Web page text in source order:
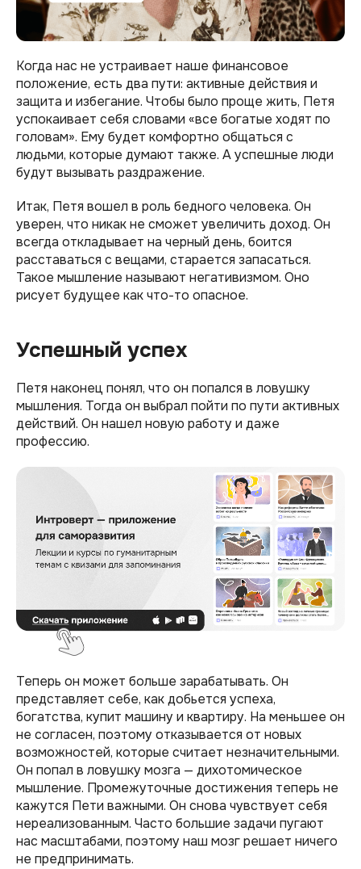
Когда нас не устраивает наше финансовое
положение, есть два пути: активные действия и
защита и избегание. Чтобы было проще жить, Петя
успокаивает себя словами «все богатые ходят по
головам». Ему будет комфортно общаться с
людьми, которые думают также. А успешные люди
будут вызывать раздражение.
Итак, Петя вошел в роль бедного человека. Он
уверен, что никак не сможет увеличить доход. Он
всегда откладывает на черный день, боится
расставаться с вещами, старается запасаться.
Такое мышление называют негативизмом. Оно
рисует будущее как что-то опасное.
Успешный успех
Петя наконец понял, что он попался в ловушку
мышления. Тогда он выбрал пойти по пути активных
действий. Он нашел новую работу и даже
профессию.
Теперь он может больше зарабатывать. Он
представляет себе, как добьется успеха,
богатства, купит машину и квартиру. На меньшее он
не согласен, поэтому отказывается от новых
возможностей, которые считает незначительными.
Он попал в ловушку мозга — дихотомическое
мышление. Промежуточные достижения теперь не
кажутся Пети важными. Он снова чувствует себя
нереализованным. Часто большие задачи пугают
нас масштабами, поэтому наш мозг решает ничего
не предпринимать.